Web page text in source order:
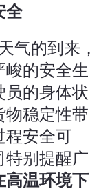
全
气的到来，
的安全生
员的身体状
物稳定性带
程安全可
特别提醒广
高温环境下